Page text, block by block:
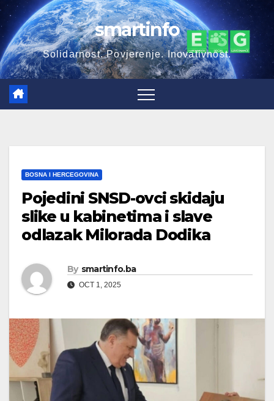
Skip
to
content
smartinfo
Solidarnost. Povjerenje. Inovativnost.
BOSNA I HERCEGOVINA
Pojedini SNSD-ovci skidaju
slike u kabinetima i slave
odlazak Milorada Dodika
By smartinfo.ba
OCT 1, 2025